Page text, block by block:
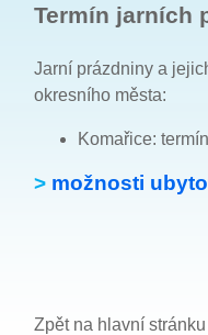
Termín jarních
Jarní prázdniny a
okresního města:
Komařice:
> možnosti
Zpět na hlavní stránku